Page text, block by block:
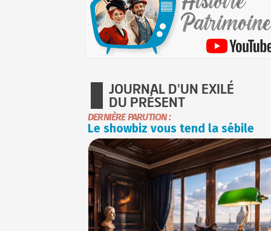
JOURNAL D'UN EXILÉ
DU PRÉSENT
DERNIÈRE PARUTION :
Le showbiz vous tend la sébile